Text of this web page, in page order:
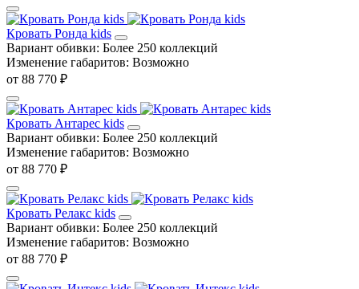
Кровать Ронда kids
Вариант обивки: Более 250 коллекций
Изменение габаритов: Возможно
от 88 770 ₽
Кровать Антарес kids
Вариант обивки: Более 250 коллекций
Изменение габаритов: Возможно
от 88 770 ₽
Кровать Релакс kids
Вариант обивки: Более 250 коллекций
Изменение габаритов: Возможно
от 88 770 ₽